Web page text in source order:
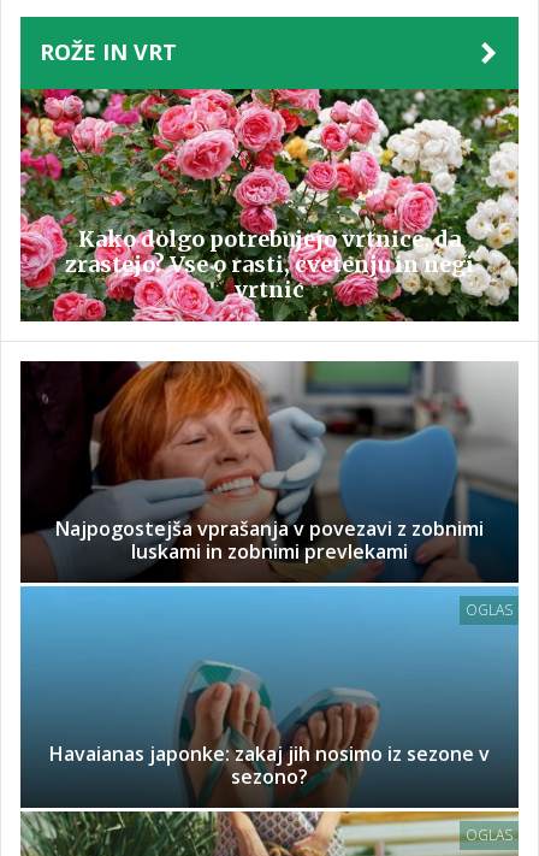
ROŽE IN VRT
Kako dolgo potrebujejo vrtnice, da
zrastejo? Vse o rasti, cvetenju in negi
vrtnic
Najpogostejša vprašanja v povezavi z zobnimi
luskami in zobnimi prevlekami
OGLAS
Havaianas japonke: zakaj jih nosimo iz sezone v
sezono?
OGLAS